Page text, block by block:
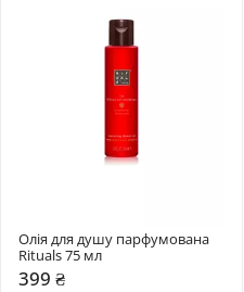
Олія для душу парфумована
Rituals 75 мл
399 ₴